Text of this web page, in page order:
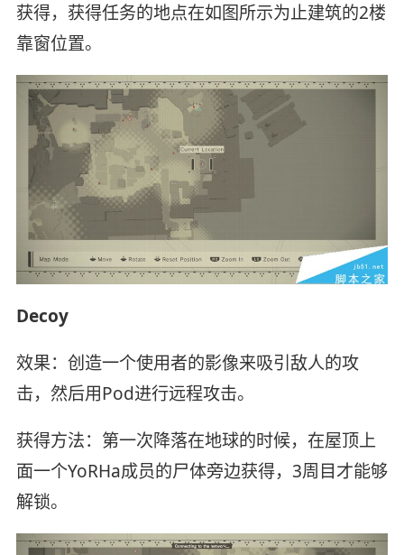
获得，获得任务的地点在如图所示为止建筑的2楼
靠窗位置。
Decoy
效果：创造一个使用者的影像来吸引敌人的攻
击，然后用Pod进行远程攻击。
获得方法：第一次降落在地球的时候，在屋顶上
面一个YoRHa成员的尸体旁边获得，3周目才能够
解锁。